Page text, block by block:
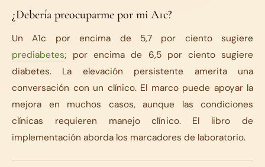
¿Debería preocuparme por mi A1c?
Un A1c por encima de 5,7 por ciento sugiere
prediabetes; por encima de 6,5 por ciento sugiere
diabetes. La elevación persistente amerita una
conversación con un clínico. El marco puede apoyar la
mejora en muchos casos, aunque las condiciones
clínicas requieren manejo clínico. El libro de
implementación aborda los marcadores de laboratorio.